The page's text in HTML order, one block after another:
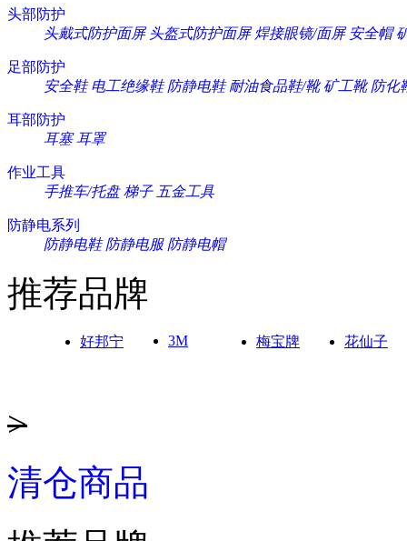
头部防护
头戴式防护面屏 头盔式防护面屏 焊接眼镜/面屏 安全帽
足部防护
安全鞋 电工绝缘鞋 防静电鞋 耐油食品鞋/靴 矿工靴 防化
耳部防护
耳塞 耳罩
作业工具
手推车/托盘 梯子 五金工具
防静电系列
防静电鞋 防静电服 防静电帽
推荐品牌
好邦宁 3M 梅宝牌 花仙子
>
清仓商品